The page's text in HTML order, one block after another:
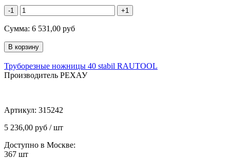
-1 +1
Сумма: 6 531,00 руб
Труборезные ножницы 40 stabil RAUTOOL
Производитель РЕХАУ
Артикул: 315242
5 236,00 руб / шт
Доступно в Москве:
367 шт